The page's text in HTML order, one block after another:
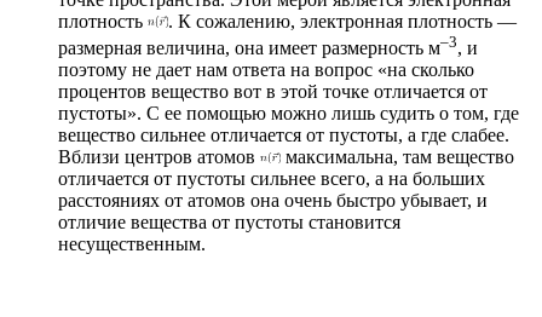
плотность
. К сожалению, электронная плотность —
размерная величина, она имеет размерность м–3, и
поэтому не дает нам ответа на вопрос «на сколько
процентов вещество вот в этой точке отличается от
пустоты». С ее помощью можно лишь судить о том, где
вещество сильнее отличается от пустоты, а где слабее.
Вблизи центров атомов
максимальна, там вещество
отличается от пустоты сильнее всего, а на больших
расстояниях от атомов она очень быстро убывает, и
отличие вещества от пустоты становится
несущественным.